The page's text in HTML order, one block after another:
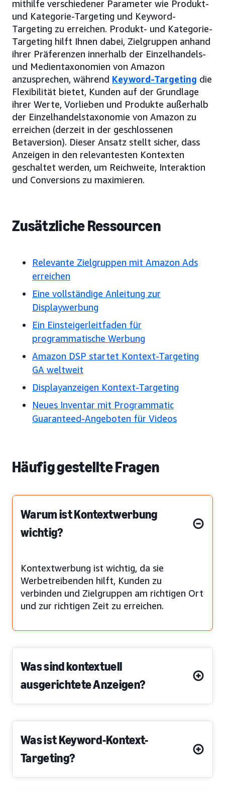
mithilfe verschiedener Parameter wie Produkt-
und Kategorie-Targeting und Keyword-
Targeting zu erreichen. Produkt- und Kategorie-
Targeting hilft Ihnen dabei, Zielgruppen anhand
ihrer Präferenzen innerhalb der Einzelhandels-
und Medientaxonomien von Amazon
anzusprechen, während Keyword-Targeting die
Flexibilität bietet, Kunden auf der Grundlage
ihrer Werte, Vorlieben und Produkte außerhalb
der Einzelhandelstaxonomie von Amazon zu
erreichen (derzeit in der geschlossenen
Betaversion). Dieser Ansatz stellt sicher, dass
Anzeigen in den relevantesten Kontexten
geschaltet werden, um Reichweite, Interaktion
und Conversions zu maximieren.
Zusätzliche Ressourcen
Relevante Zielgruppen mit Amazon Ads
erreichen
Eine vollständige Anleitung zur
Displaywerbung
Ein Einsteigerleitfaden für
programmatische Werbung
Amazon DSP startet Kontext-Targeting
GA weltweit
Displayanzeigen Kontext-Targeting
Neues Inventar mit Programmatic
Guaranteed-Angeboten für Videos
Häufig gestellte Fragen
Warum ist Kontextwerbung
wichtig?
Kontextwerbung ist wichtig, da sie
Werbetreibenden hilft, Kunden zu
verbinden und Zielgruppen am richtigen Ort
und zur richtigen Zeit zu erreichen.
Was sind kontextuell
ausgerichtete Anzeigen?
Was ist Keyword-Kontext-
Targeting?